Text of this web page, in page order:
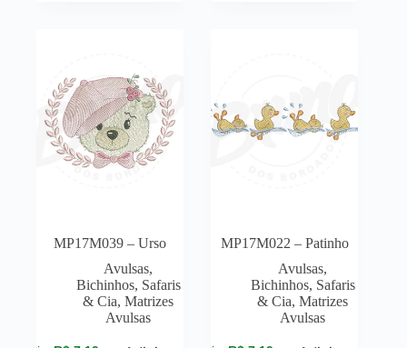
MP17M039 – Urso
Avulsas,
Bichinhos, Safaris
& Cia,Matrizes
Avulsas
MP17M022 – Patinho
Avulsas,
Bichinhos, Safaris
& Cia,Matrizes
Avulsas